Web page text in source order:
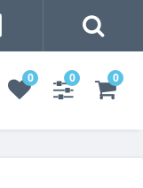
0 0 0